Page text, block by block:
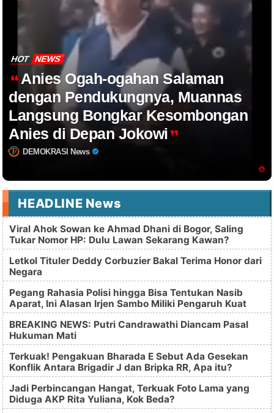
HOT NEWS
Anies Ogah-ogahan Salaman
dengan Pendukungnya, Muannas
Langsung Bongkar Kesombongan
Anies di Depan Jokowi
DEMOKRASI News
HEADLINE News
Viral Ahok Sowan ke Ahmad Dhani di Bogor, Saling
Tukar Nomor HP: Dulu Lawan Sekarang Kawan?
Letkol Tituler Deddy Corbuzier Bakal Terima Honor dari
Negara
Pegang Rahasia Polisi hingga Bisa Tentukan Nasib
Aparat, Ini Alasan Irjen Sambo Miliki Pengaruh Kuat
BREAKING NEWS: Putri Candrawathi Diancam Pasal
Hukuman Mati
Terkuak! Pengakuan Bharada E Sebut Ada Gesekan
Konflik Antara Brigadir J dan Bripka RR, Apa itu?
Jadi Perbincangan Hangat, Terkuak Foto Lama yang
Diduga AKP Rita Yuliana, Kok Beda?